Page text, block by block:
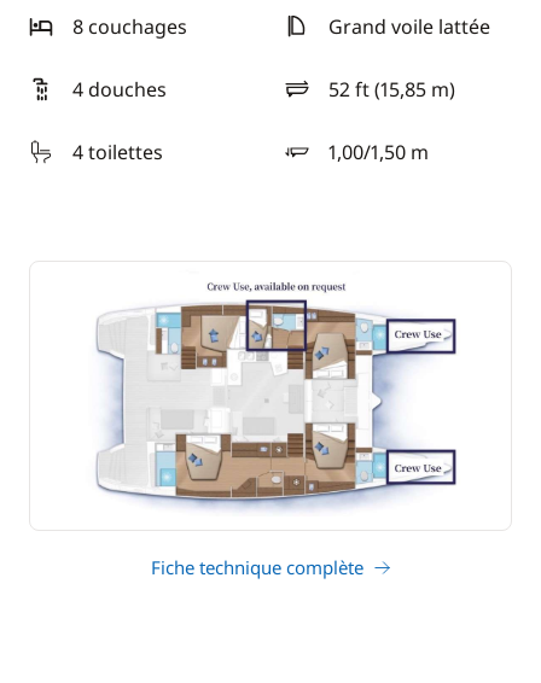
8 couchages
Grand voile lattée
4 douches 52 ft (15,85 m)
longueur
4 toilettes
1,00/1,50 m
tirant d'eau
Fiche technique complète